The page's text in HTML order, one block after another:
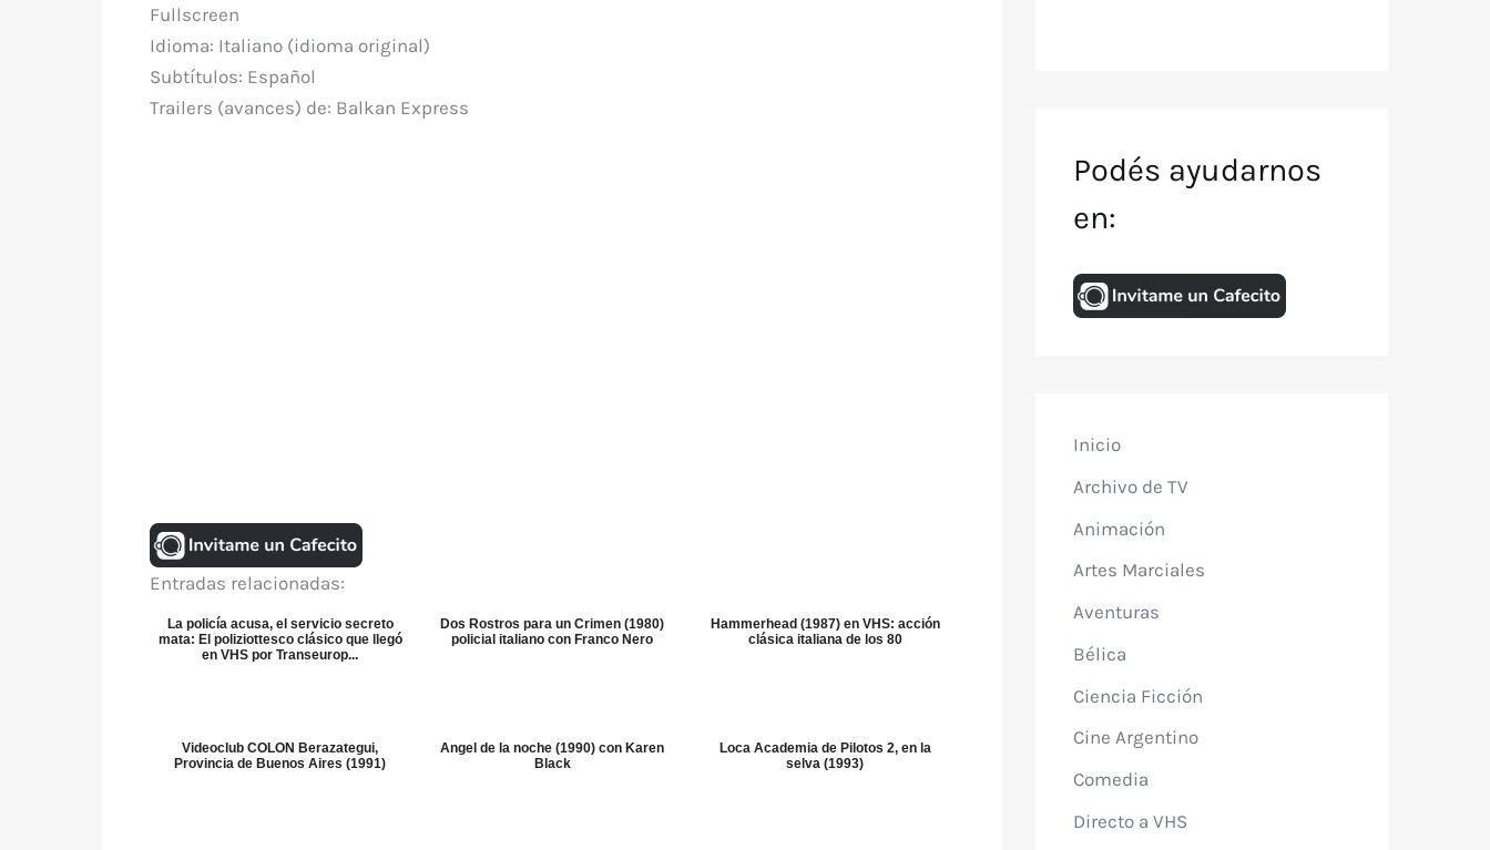
Fullscreen
Idioma: Italiano (idioma original)
Subtítulos: Español
Trailers (avances) de: Balkan Express
Entradas relacionadas:
La policía acusa, el servicio secreto
mata: El poliziottesco clásico que llegó
en VHS por Transeurop...
Dos Rostros para un Crimen (1980)
policial italiano con Franco Nero
Hammerhead (1987) en VHS: acción
clásica italiana de los 80
Videoclub COLON Berazategui,
Provincia de Buenos Aires (1991)
Angel de la noche (1990) con Karen
Black
Loca Academia de Pilotos 2, en la
selva (1993)
Podés ayudarnos
en:
Inicio
Archivo de TV
Animación
Artes Marciales
Aventuras
Bélica
Ciencia Ficción
Cine Argentino
Comedia
Directo a VHS